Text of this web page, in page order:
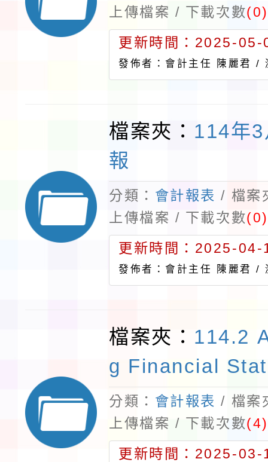
上傳檔案 / 下載次數(0)
更新時間：2025-
發佈者：會計主任 陳麗君 /
檔案夾： 114年
報
分類： 會計報表 / 檔案
上傳檔案 / 下載次數(0)
更新時間：2025-
發佈者：會計主任 陳麗君 /
檔案夾： 114.2
g Financial
分類： 會計報表 / 檔案
上傳檔案 / 下載次數(4)
更新時間：2025-